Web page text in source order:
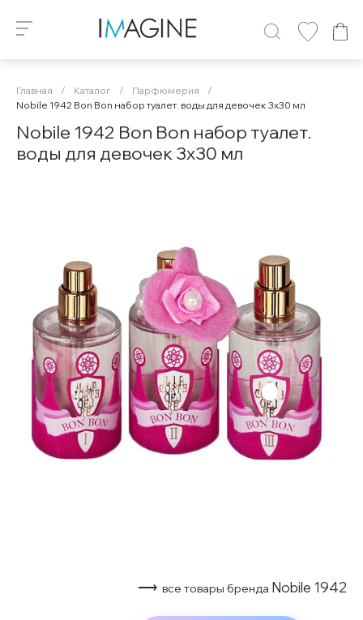
Главная / Каталог / Парфюмерия
/
Nobile 1942 Bon Bon набор туалет. воды для девочек 3х30 мл
Nobile 1942 Bon Bon набор туалет.
воды для девочек 3х30 мл
⟶ все товары бренда Nobile 1942